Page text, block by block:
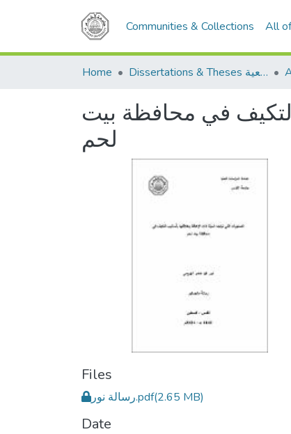
Communities & Collections All
Home Dissertations & Theses الرسائل الجامعية
التكيف في محافظة بيت
لحم
Files
‎⁨رسالة نور⁩.pdf(2.65 MB)
Date